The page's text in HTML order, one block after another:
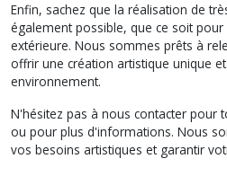
Enfin, sachez que la réalisation de
également possible, que ce soit
extérieure. Nous sommes prêts à
offrir une création artistique unique
environnement.
N'hésitez pas à nous contacter pour
ou pour plus d'informations. Nous
vos besoins artistiques et garantir